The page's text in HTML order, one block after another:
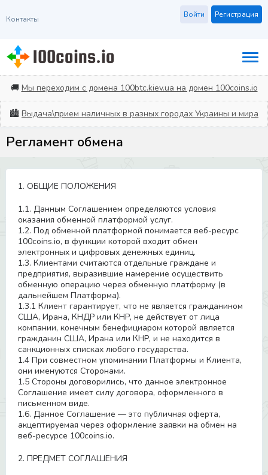
Контакты Регистрация
Войти
🚚 Мы переходим с домена 100btc.kiev.ua на домен 100coins.io
🏙️ Выдача\прием наличных в разных городах Украины и мира
Регламент обмена
1. ОБЩИЕ ПОЛОЖЕНИЯ
1.1. Данным Соглашением определяются условия
оказания обменной платформой услуг.
1.2. Под обменной платформой понимается веб-ресурс
100coins.io, в функции которой входит обмен
электронных и цифровых денежных единиц.
1.3. Клиентами считаются отдельные граждане и
предприятия, выразившие намерение осуществить
обменную операцию через обменную платформу (в
дальнейшем Платформа).
1.3.1 Клиент гарантирует, что не является гражданином
США, Ирана, КНДР или КНР, не действует от лица
компании, конечным бенефициаром которой является
гражданин США, Ирана или КНР, и не находится в
санкционных списках любого государства.
1.4 При совместном упоминании Платформы и Клиента,
они именуются Сторонами.
1.5 Стороны договорились, что данное электронное
Соглашение имеет силу договора, оформленного в
письменном виде.
1.6. Данное Соглашение — это публичная оферта,
акцептируемая через оформление заявки на обмен на
веб-ресурсе 100coins.io.
2. ПРЕДМЕТ СОГЛАШЕНИЯ